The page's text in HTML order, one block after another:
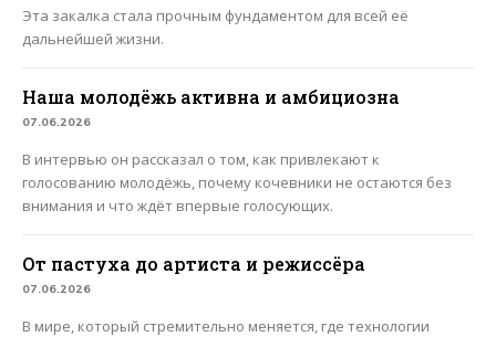
Эта закалка стала прочным фундаментом для всей её
дальнейшей жизни.
Наша молодёжь активна и амбициозна
07.06.2026
В интервью он рассказал о том, как привлекают к
голосованию молодёжь, почему кочевники не остаются без
внимания и что ждёт впервые голосующих.
От пастуха до артиста и режиссёра
07.06.2026
В мире, который стремительно меняется, где технологии